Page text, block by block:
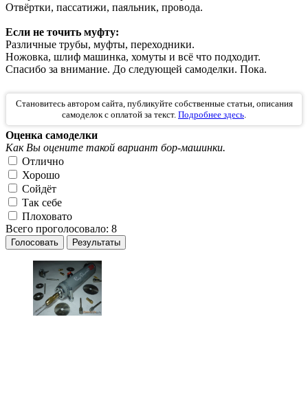
Отвёртки, пассатижи, паяльник, провода.
Если не точить муфту:
Различные трубы, муфты, переходники.
Ножовка, шлиф машинка, хомуты и всё что подходит.
Спасибо за внимание. До следующей самоделки. Пока.
Становитесь автором сайта, публикуйте собственные статьи, описания
самоделок с оплатой за текст. Подробнее здесь.
Оценка самоделки
Как Вы оцените такой вариант бор-машинки.
Отлично
Хорошо
Сойдёт
Так себе
Плоховато
Всего проголосовало: 8
Голосовать Результаты